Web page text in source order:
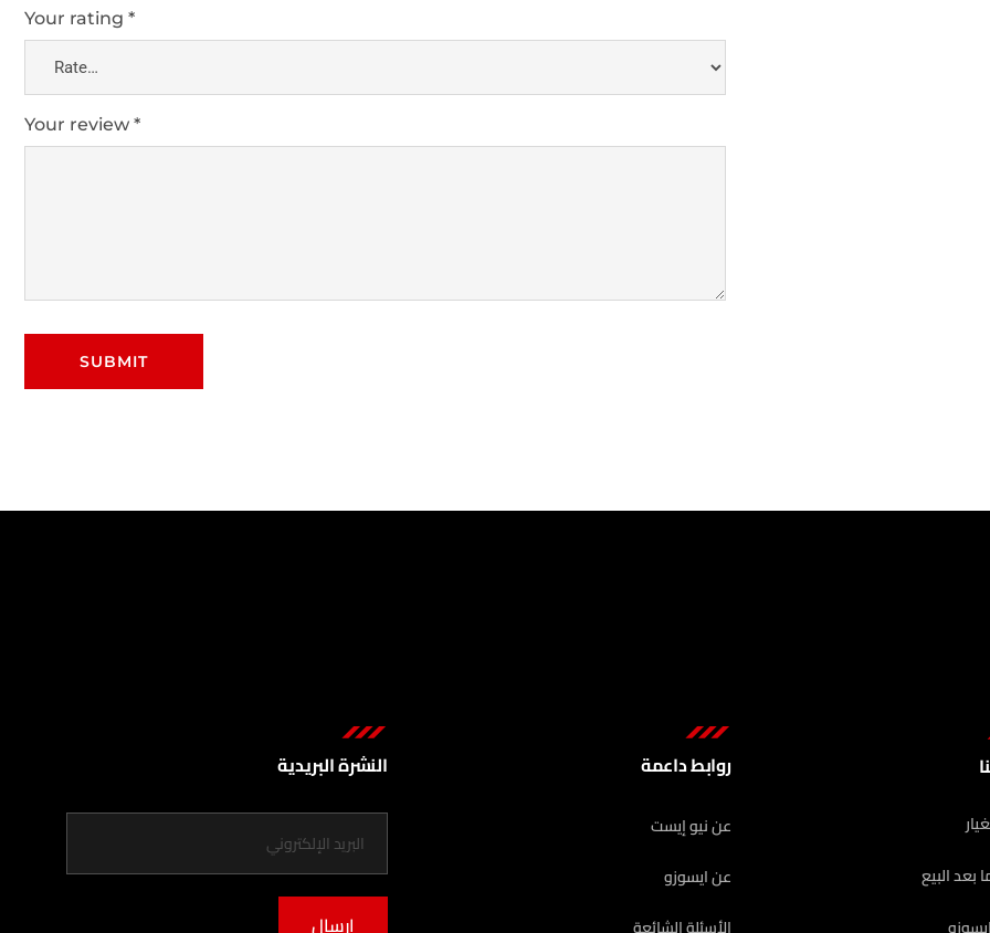
Your rating *
Your review *
النشرة البريدية
إرسال
روابط داعمة
عن نيو إيست
عن ايسوزو
بعد البيع